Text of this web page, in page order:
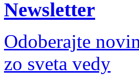
Newsletter
Odoberajte
zo sveta vedy